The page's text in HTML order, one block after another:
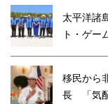
太平洋諸
ト・ゲ
移民から
長 「気